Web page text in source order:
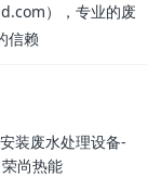
），专业的废
信赖
装废水处理设备-
荣尚热能